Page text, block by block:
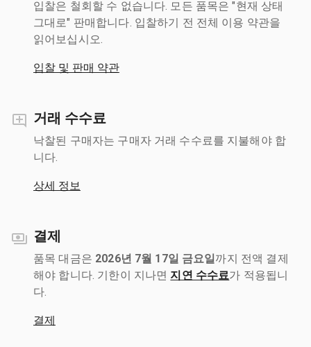
입찰은 철회할 수 없습니다. 모든 품목은 "현재 상태
그대로" 판매합니다. 입찰하기 전 전체 이용 약관을
읽어보십시오.
입찰 및 판매 약관
거래 수수료
낙찰된 구매자는 구매자 거래 수수료를 지불해야 합
니다.
상세 정보
결제
품목 대금은 2026년 7월 17일 금요일까지 전액 결제
해야 합니다. 기한이 지나면 지연 수수료가 적용됩니
다.
결제